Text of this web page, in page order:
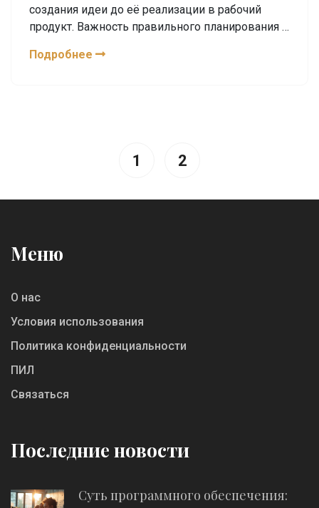
создания идеи до её реализации в рабочий
продукт. Важность правильного планирования и
первостепенное значение для успешного
наиболее эффективного результата в этой
Подробнее
1 2
Меню
О нас
Условия использования
Политика конфиденциальности
ПИЛ
Связаться
Последние новости
Суть программного обеспечения: